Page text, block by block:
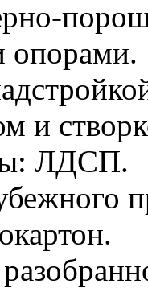
опорами.
и
ЛДСП.